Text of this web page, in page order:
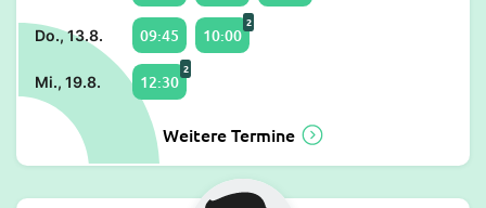
Do., 13.8. 09:45 10:00
2
Mi., 19.8. 12:30
2
Weitere Termine